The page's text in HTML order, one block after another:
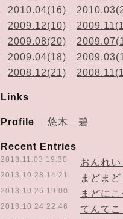
2010.04(16)
2009.12(10)
2009.08(20)
2009.04(18)
2008.12(21)
Links
Profile 悠木 碧
Recent Entries
2013.11.03 19:30 おんれ
2013.10.28 14:21 まどま
2013.10.26 19:00 まどに
2013.10.24 22:46 てんて